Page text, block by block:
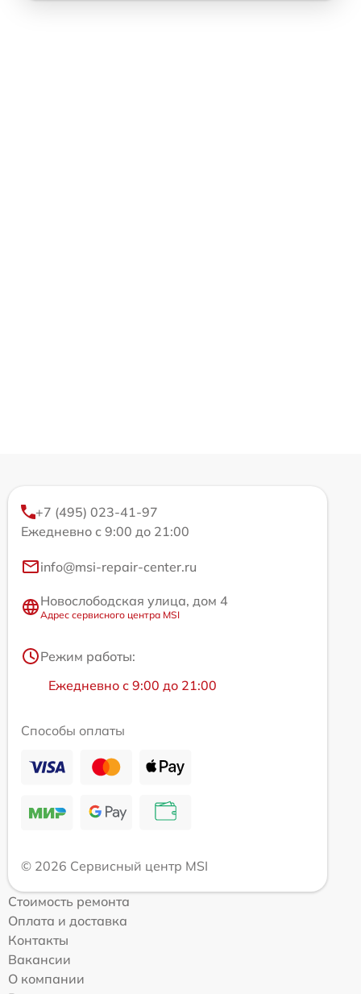
+7 (495) 023-41-97
Ежедневно с 9:00 до 21:00
info@msi-repair-center.ru
Новослободская улица, дом 4
Адрес сервисного центра MSI
Режим работы:
Ежедневно с 9:00 до 21:00
Способы оплаты
© 2026 Сервисный центр MSI
Стоимость ремонта
Оплата и доставка
Контакты
Вакансии
О компании